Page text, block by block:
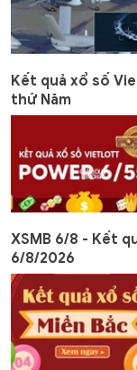
Kết quả xổ số
thứ Năm
XSMB 6/8 - Kết
6/8/2026